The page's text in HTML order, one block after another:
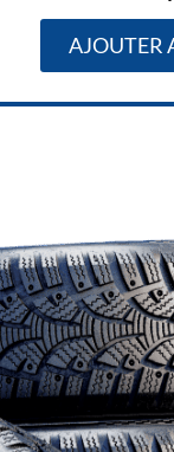
AJOUTER